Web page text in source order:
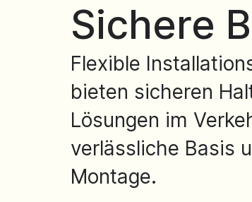
Sichere
Flexible
bieten sicheren
Lösungen im
verlässliche Basis
Montage.